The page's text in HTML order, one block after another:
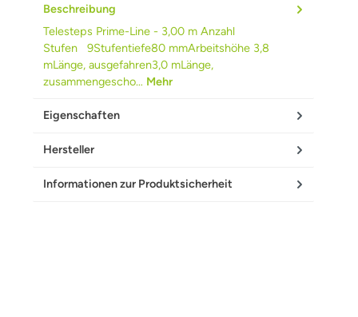
Beschreibung
Telesteps Prime-Line - 3,00 m Anzahl
Stufen 9Stufentiefe80 mmArbeitshöhe 3,8
mLänge, ausgefahren3,0 mLänge,
zusammengescho… Mehr
Eigenschaften
Hersteller
Informationen zur Produktsicherheit